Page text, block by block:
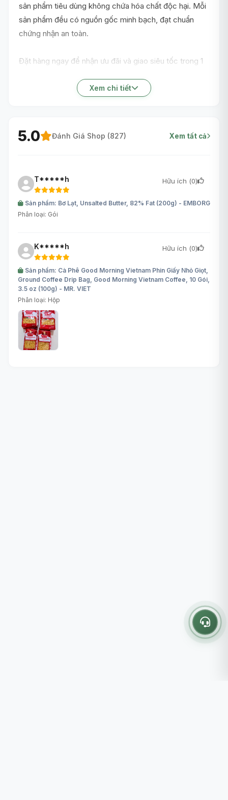
sản phẩm tiêu dùng không chứa hóa chất độc hại. Mỗi
sản phẩm đều có nguồn gốc minh bạch, đạt chuẩn
chứng nhận an toàn.
Đặt hàng ngay để nhận ưu đãi và giao siêu tốc trong 1
Xem chi tiết
5.0 Đánh Giá Shop (827) Xem tất cả
T*****h Hữu ích (0)
Sản phẩm: Bơ Lạt, Unsalted Butter, 82% Fat (200g) - EMBORG
Phân loại: Gói
K*****h Hữu ích (0)
Sản phẩm: Cà Phê Good Morning Vietnam Phin Giấy Nhỏ Giọt,
Ground Coffee Drip Bag, Good Morning Vietnam Coffee, 10 Gói,
3.5 oz (100g) - MR. VIET
Phân loại: Hộp